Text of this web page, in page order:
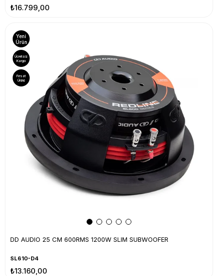
₺16.799,00
DD AUDIO 25 CM 600RMS 1200W SLIM SUBWOOFER
SL610-D4
₺13.160,00
Yeni
Ürün
Ücretsiz
Kargo
Fırsat
Ürünü